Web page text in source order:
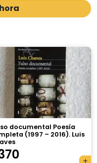
documental Poesía
(1997 – 2016). Luis